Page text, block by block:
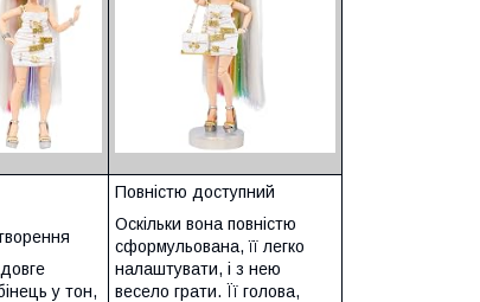
у тон,
Повністю доступний
Оскільки вона повністю
сформульована, її легко
налаштувати, і з нею
весело грати. Її голова,